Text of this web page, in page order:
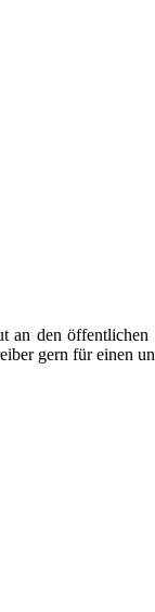
an den
gern für einen